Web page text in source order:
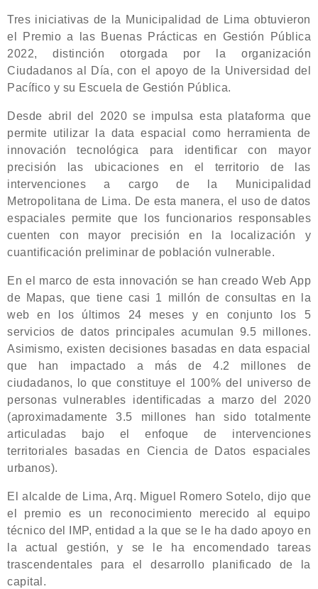
Tres iniciativas de la Municipalidad de Lima obtuvieron
el Premio a las Buenas Prácticas en Gestión Pública
2022, distinción otorgada por la organización
Ciudadanos al Día, con el apoyo de la Universidad del
Pacífico y su Escuela de Gestión Pública.
Desde abril del 2020 se impulsa esta plataforma que
permite utilizar la data espacial como herramienta de
innovación tecnológica para identificar con mayor
precisión las ubicaciones en el territorio de las
intervenciones a cargo de la Municipalidad
Metropolitana de Lima. De esta manera, el uso de datos
espaciales permite que los funcionarios responsables
cuenten con mayor precisión en la localización y
cuantificación preliminar de población vulnerable.
En el marco de esta innovación se han creado Web App
de Mapas, que tiene casi 1 millón de consultas en la
web en los últimos 24 meses y en conjunto los 5
servicios de datos principales acumulan 9.5 millones.
Asimismo, existen decisiones basadas en data espacial
que han impactado a más de 4.2 millones de
ciudadanos, lo que constituye el 100% del universo de
personas vulnerables identificadas a marzo del 2020
(aproximadamente 3.5 millones han sido totalmente
articuladas bajo el enfoque de intervenciones
territoriales basadas en Ciencia de Datos espaciales
urbanos).
El alcalde de Lima, Arq. Miguel Romero Sotelo, dijo que
el premio es un reconocimiento merecido al equipo
técnico del IMP, entidad a la que se le ha dado apoyo en
la actual gestión, y se le ha encomendado tareas
trascendentales para el desarrollo planificado de la
capital.